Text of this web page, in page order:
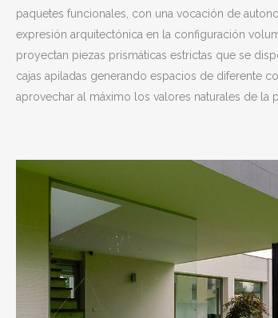
paquetes funcionales, con una vocación de
expresión arquitectónica en la configuración
proyectan piezas prismáticas estrictas que se
cajas apiladas generando espacios de diferente
aprovechar al máximo los valores naturales de la